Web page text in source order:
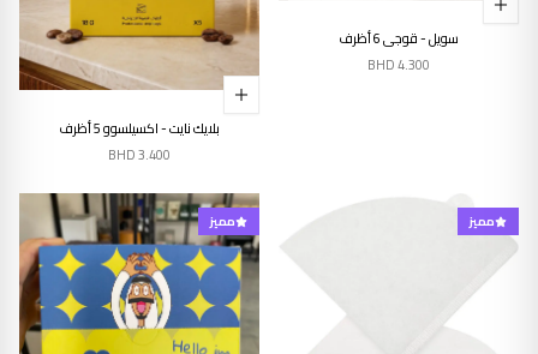
سويل - قوجي 6 أظرف
BHD4.300
بلايك نايت - اكسيلسوو 5 أظرف
BHD3.400
مميز مميز